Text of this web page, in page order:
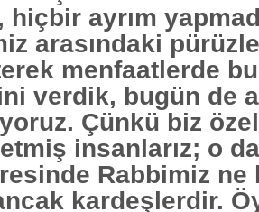
hiçbir ayrım
arasındaki
menfaatlerde
verdik, bugün de
Çünkü biz
insanlarız; o
Rabbimiz
kardeşlerdir.